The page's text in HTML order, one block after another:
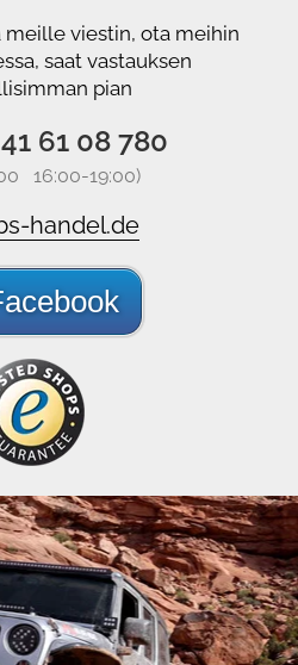
viestin, ota meihin
saat vastauksen
pian
61 08 780
16:00-19:00)
handel.de